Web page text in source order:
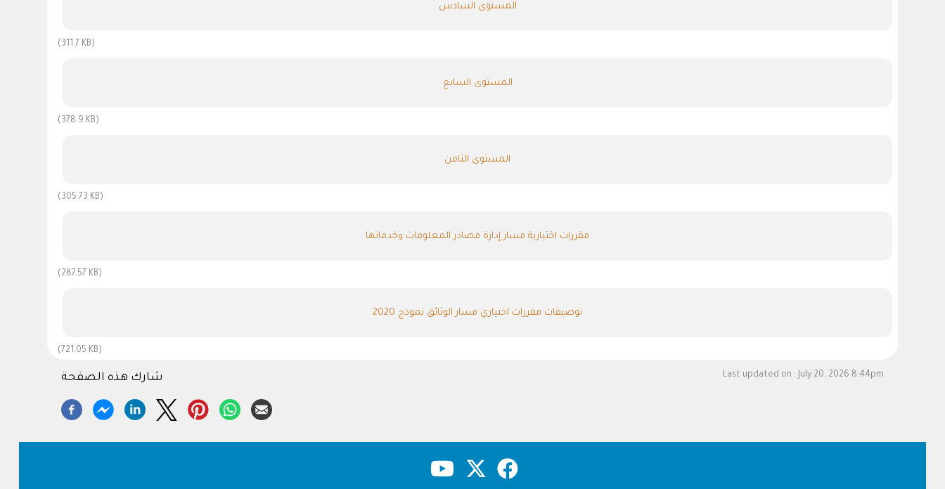
المستوى السادس
(311.7 KB)
المستوى السابع
(378.9 KB)
المستوى الثامن
(305.73 KB)
مقررات اختيارية مسار إدارة مصادر المعلومات وخدماتها
(287.57 KB)
توصيفات مقررات اختياري مسار الوثائق نموذج 2020
(721.05 KB)
Last updated on : July 20, 2026 8:44pm شارك هذه الصفحة